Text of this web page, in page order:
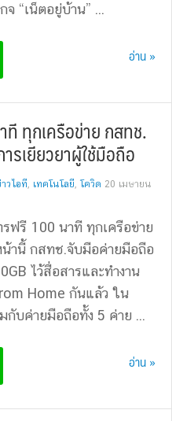
“เน็ตอยู่บ้าน” ...
อ่าน »
ที ทุกเครือข่าย กสทช.
รเยียวยาผู้ใช้มือถือ
วไอที, เทคโนโลยี, โควิด 20 เมษายน
รฟรี 100 นาที ทุกเครือข่าย
านี้ กสทช.จับมือค่ายมือถือ
ไว้สื่อสารและทำงาน
Home กันแล้ว ใน
กับค่ายมือถือทั้ง 5 ค่าย ...
อ่าน »